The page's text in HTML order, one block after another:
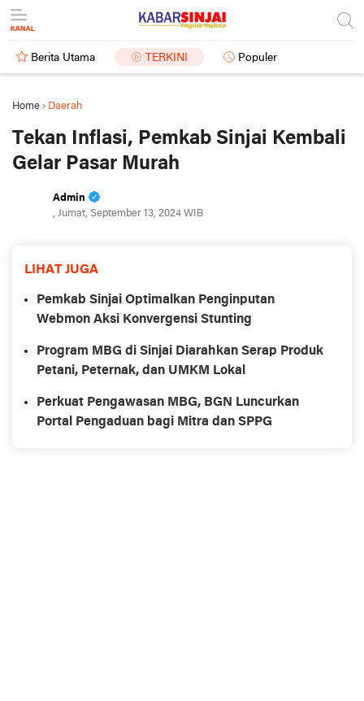
Berita Utama TERKINI Populer
Home › Daerah
Tekan Inflasi, Pemkab Sinjai Kembali
Gelar Pasar Murah
Admin
, Jumat, September 13, 2024 WIB
LIHAT JUGA
Pemkab Sinjai Optimalkan Penginputan
Webmon Aksi Konvergensi Stunting
Program MBG di Sinjai Diarahkan Serap Produk
Petani, Peternak, dan UMKM Lokal
Perkuat Pengawasan MBG, BGN Luncurkan
Portal Pengaduan bagi Mitra dan SPPG